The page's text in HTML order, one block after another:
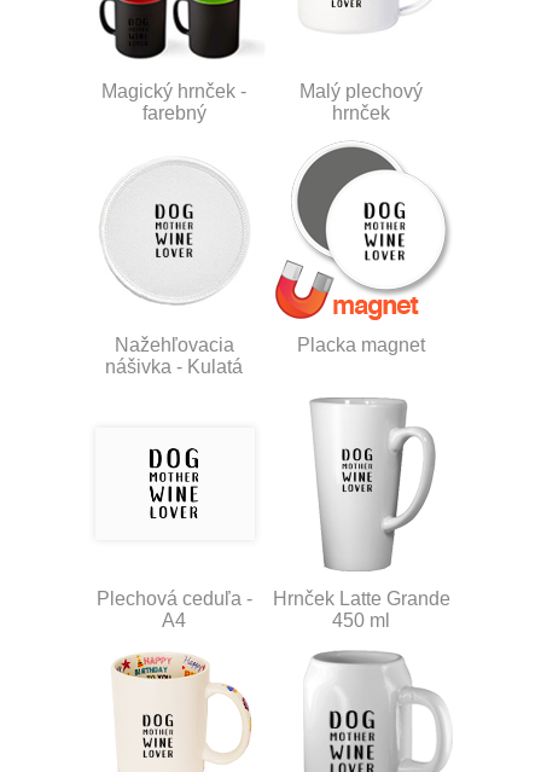
Magický hrnček -
farebný
Malý plechový
hrnček
Nažehľovacia
nášivka - Kulatá
Placka magnet
Plechová ceduľa -
A4
Hrnček Latte Grande
450 ml